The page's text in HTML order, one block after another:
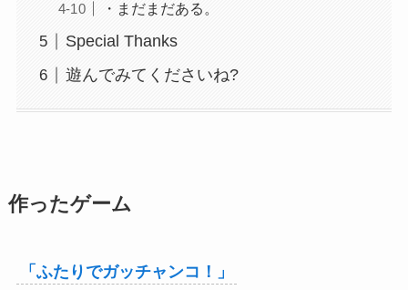
・まだまだある。
Special Thanks
遊んでみてくださいね?
作ったゲーム
「ふたりでガッチャンコ！」